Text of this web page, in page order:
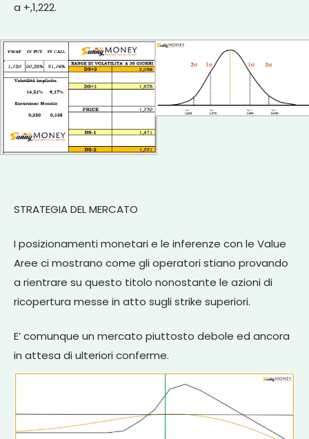
a +,1,222.
STRATEGIA DEL MERCATO
I posizionamenti monetari e le inferenze con le Value
Aree ci mostrano come gli operatori stiano provando
a rientrare su questo titolo nonostante le azioni di
ricopertura messe in atto sugli strike superiori.
E’ comunque un mercato piuttosto debole ed ancora
in attesa di ulteriori conferme.